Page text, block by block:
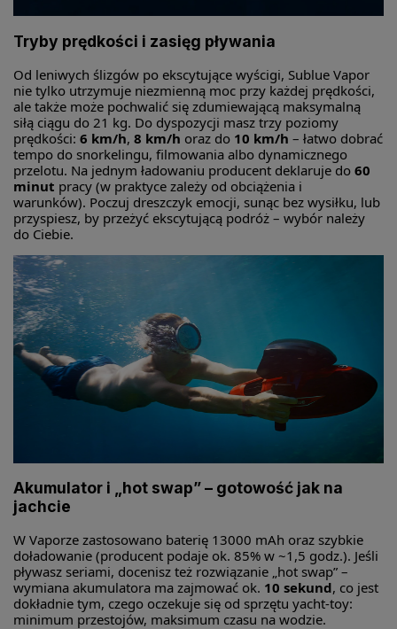
Tryby prędkości i zasięg pływania
Od leniwych ślizgów po ekscytujące wyścigi, Sublue Vapor
nie tylko utrzymuje niezmienną moc przy każdej prędkości,
ale także może pochwalić się zdumiewającą maksymalną
siłą ciągu do 21 kg. Do dyspozycji masz trzy poziomy
prędkości: 6 km/h, 8 km/h oraz do 10 km/h – łatwo dobrać
tempo do snorkelingu, filmowania albo dynamicznego
przelotu. Na jednym ładowaniu producent deklaruje do 60
minut pracy (w praktyce zależy od obciążenia i
warunków). Poczuj dreszczyk emocji, sunąc bez wysiłku, lub
przyspiesz, by przeżyć ekscytującą podróż – wybór należy
do Ciebie.
Akumulator i „hot swap” – gotowość jak na
jachcie
W Vaporze zastosowano baterię 13000 mAh oraz szybkie
doładowanie (producent podaje ok. 85% w ~1,5 godz.). Jeśli
pływasz seriami, docenisz też rozwiązanie „hot swap” –
wymiana akumulatora ma zajmować ok. 10 sekund, co jest
dokładnie tym, czego oczekuje się od sprzętu yacht-toy:
minimum przestojów, maksimum czasu na wodzie.